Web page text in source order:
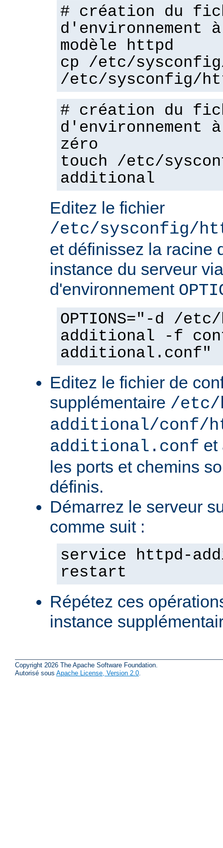
# création du
d'environnement
modèle httpd
cp /etc/
/etc/sysconfig/
# création du
d'environnement
zéro
touch /etc/
additional
Editez le fichier
/etc/sysconfig/
et définissez la racine
instance du serveur
d'environnement
OPTIONS="-d /
additional -f
additional.conf"
Editez le fichier de
supplémentaire /etc/
additional/conf/
additional.conf et
les ports et chemins
définis.
Démarrez le serveur
comme suit :
service httpd-
restart
Répétez ces
instance
Copyright 2026 The Apache Software Foundation.
Autorisé sous Apache License, Version 2.0